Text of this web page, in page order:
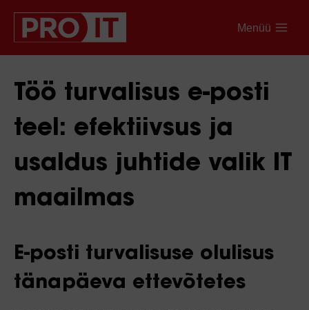
Menüü
Töö turvalisus e-posti
teel: efektiivsus ja
usaldus juhtide valik IT
maailmas
E-posti turvalisuse olulisus
tänapäeva ettevõtetes